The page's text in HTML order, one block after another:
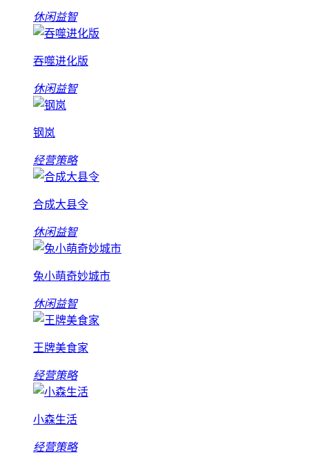
休闲益智
吞噬进化版
休闲益智
钢岚
经营策略
合成大县令
休闲益智
兔小萌奇妙城市
休闲益智
王牌美食家
经营策略
小森生活
经营策略